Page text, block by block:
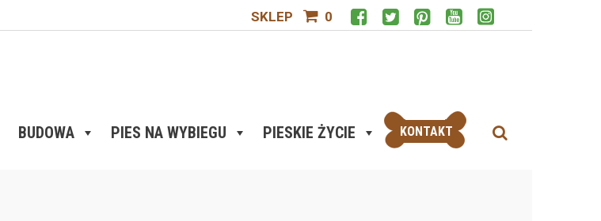
SKLEP 0
BUDOWA PIES NA WYBIEGU PIESKIE ŻYCIE KONTAKT